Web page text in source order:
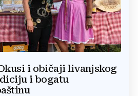
i običaji livanjskog
i bogatu